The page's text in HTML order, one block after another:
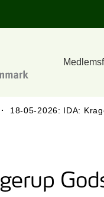
· 18-05-2026: IDA: